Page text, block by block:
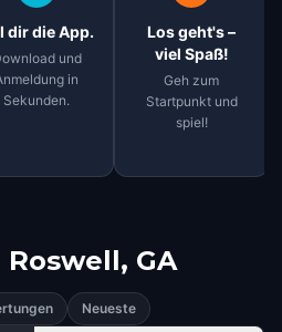
dir die App.
und
in
Sekunden.
Los geht's –
viel Spaß!
Geh zum
Startpunkt und
spiel!
Roswell, GA
Neueste